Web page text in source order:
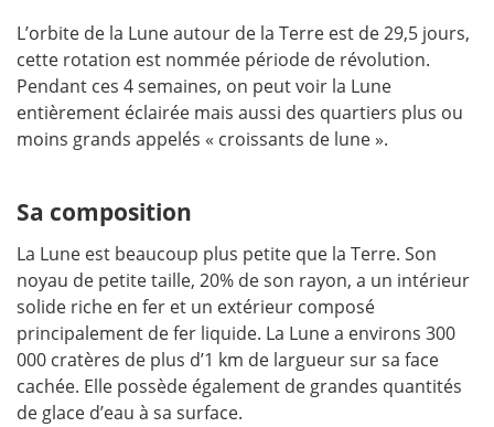
L’orbite de la Lune autour de la Terre est de 29,5 jours,
cette rotation est nommée période de révolution.
Pendant ces 4 semaines, on peut voir la Lune
entièrement éclairée mais aussi des quartiers plus ou
moins grands appelés « croissants de lune ».
Sa composition
La Lune est beaucoup plus petite que la Terre. Son
noyau de petite taille, 20% de son rayon, a un intérieur
solide riche en fer et un extérieur composé
principalement de fer liquide. La Lune a environs 300
000 cratères de plus d’1 km de largueur sur sa face
cachée. Elle possède également de grandes quantités
de glace d’eau à sa surface.